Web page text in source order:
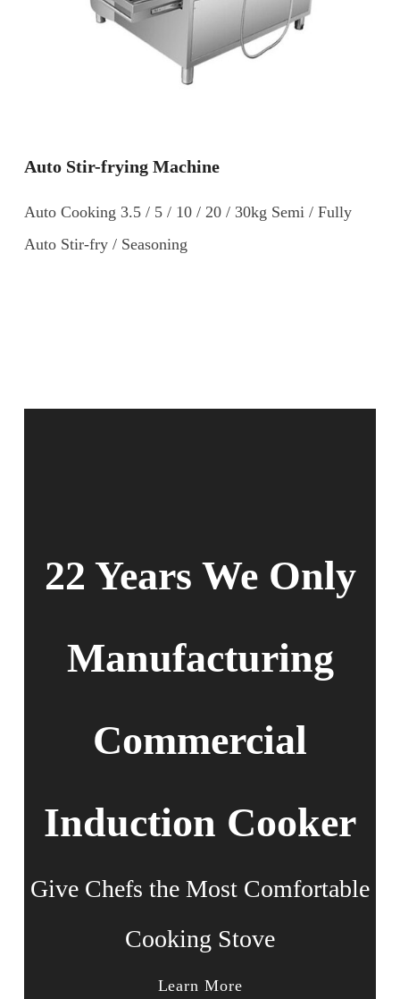
Auto Stir-frying Machine
Auto Cooking 3.5 / 5 / 10 / 20 / 30kg Semi / Fully
Auto Stir-fry / Seasoning
22 Years We Only
Manufacturing
Commercial
Induction Cooker
Give Chefs the Most Comfortable
Cooking Stove
Learn More